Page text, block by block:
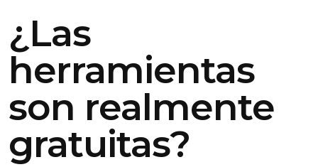
¿Las
herramientas
son realmente
gratuitas?